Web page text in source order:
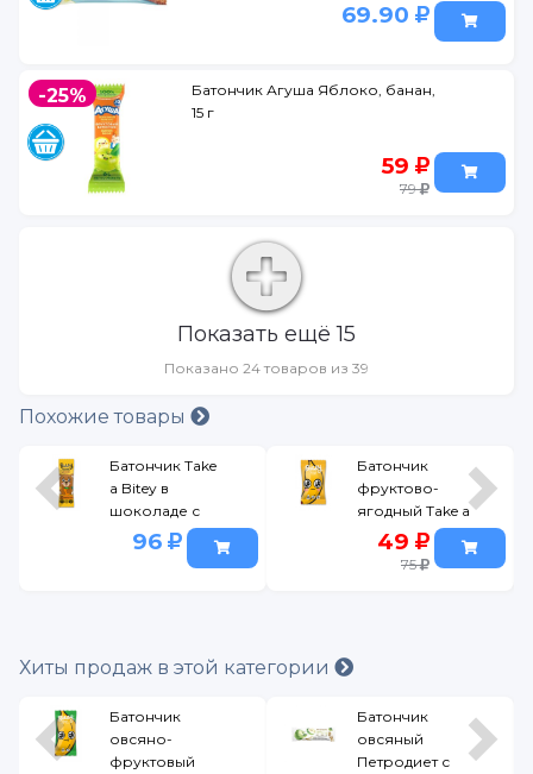
69.90
-25%
Батончик Агуша Яблоко, банан,
15 г
59
79
Показать ещё 15
Показано 24 товаров из 39
Похожие товары
Батончик Take
a Bitey в
шоколаде с
кусочками
96
Батончик
фруктово-
ягодный Take a
Bitey Яблоко-
Банан, 25 г
49
75
Хиты продаж в этой категории
Батончик
овсяно-
фруктовый
Батончик
овсяный
Петродиет с